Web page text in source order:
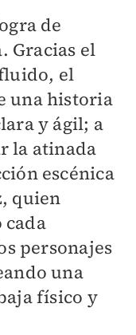
de
Gracias el
el
una historia
y ágil; a
la atinada
escénica
quien
personajes
una
físico y